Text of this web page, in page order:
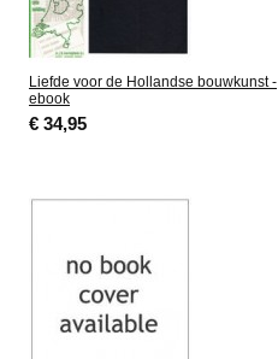
Liefde voor de Hollandse bouwkunst -
ebook
€ 34,95